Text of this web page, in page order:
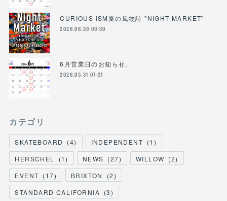
CURIOUS ISM夏の風物詩 "NIGHT MARKET"
2026.06.29 09:30
6月営業日のお知らせ。
2026.05.31 07:21
カテゴリ
SKATEBOARD (4) INDEPENDENT (1 )
HERSCHEL
(1) NEWS (27) WILLOW (2)
EVENT (17) BRIXTON (2)
STANDARD CALIFORNIA (3)